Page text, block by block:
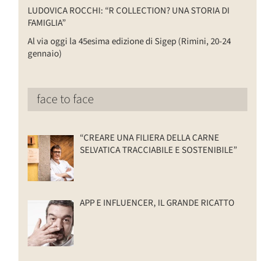
LUDOVICA ROCCHI: “R COLLECTION? UNA STORIA DI
FAMIGLIA”
Al via oggi la 45esima edizione di Sigep (Rimini, 20-24
gennaio)
face to face
“CREARE UNA FILIERA DELLA CARNE
SELVATICA TRACCIABILE E SOSTENIBILE”
APP E INFLUENCER, IL GRANDE RICATTO